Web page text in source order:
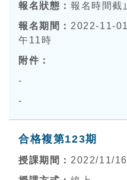
報名時間截
2022-11-
午11時
-
-
合格複第123期
2022/11/